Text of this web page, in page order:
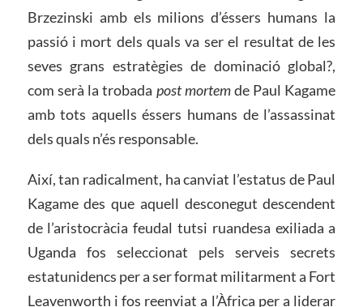
Brzezinski amb els milions d’éssers humans la
passió i mort dels quals va ser el resultat de les
seves grans estratègies de dominació global?,
com serà la trobada post mortemde Paul Kagame
amb tots aquells éssers humans de l’assassinat
dels quals n’és responsable.
Així, tan radicalment, ha canviat l’estatus de Paul
Kagame des que aquell desconegut descendent
de l’aristocràcia feudal tutsi ruandesa exiliada a
Uganda fos seleccionat pels serveis secrets
estatunidencs per a ser format militarment a Fort
Leavenworth i fos reenviat a l’Àfrica per a liderar